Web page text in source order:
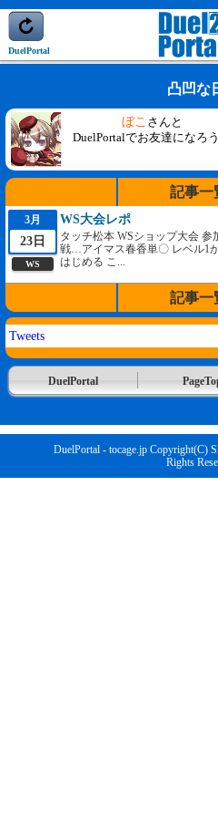
DuelPortal
凸凹な
ぼこ さんと
DuelPortalでお友達になろう
記事一
3月
23日
WS
WS大会レポ
タッチ松本 WSショップ大会
戦…アイマス春香単〇 レベル1
はじめる こ...
記事一
Tweets
DuelPortal
DuelPortal - tocage.jp Copyright(C)
Rights